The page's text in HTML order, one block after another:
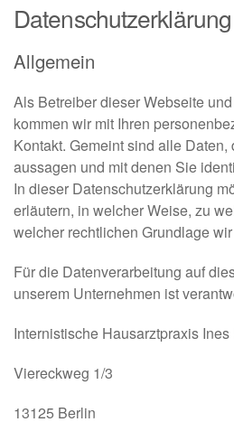
Datenschutzerklärung
Allgemein
Als Betreiber dieser Webseite
kommen wir mit Ihren
Kontakt. Gemeint sind alle
aussagen und mit denen Sie
In dieser Datenschutzerklärung
erläutern, in welcher Weise, zu
welcher rechtlichen Grundlage
Für die Datenverarbeitung auf
unserem Unternehmen ist
Internistische Hausarztpraxis Ines
Viereckweg 1/3
13125 Berlin